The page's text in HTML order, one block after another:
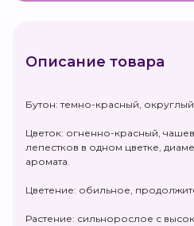
Описание товара
Бутон: темно-красный,
Цветок: огненно-красный,
лепестков в одном цветке,
аромата.
Цветение: обильное,
Растение: сильнорослое с